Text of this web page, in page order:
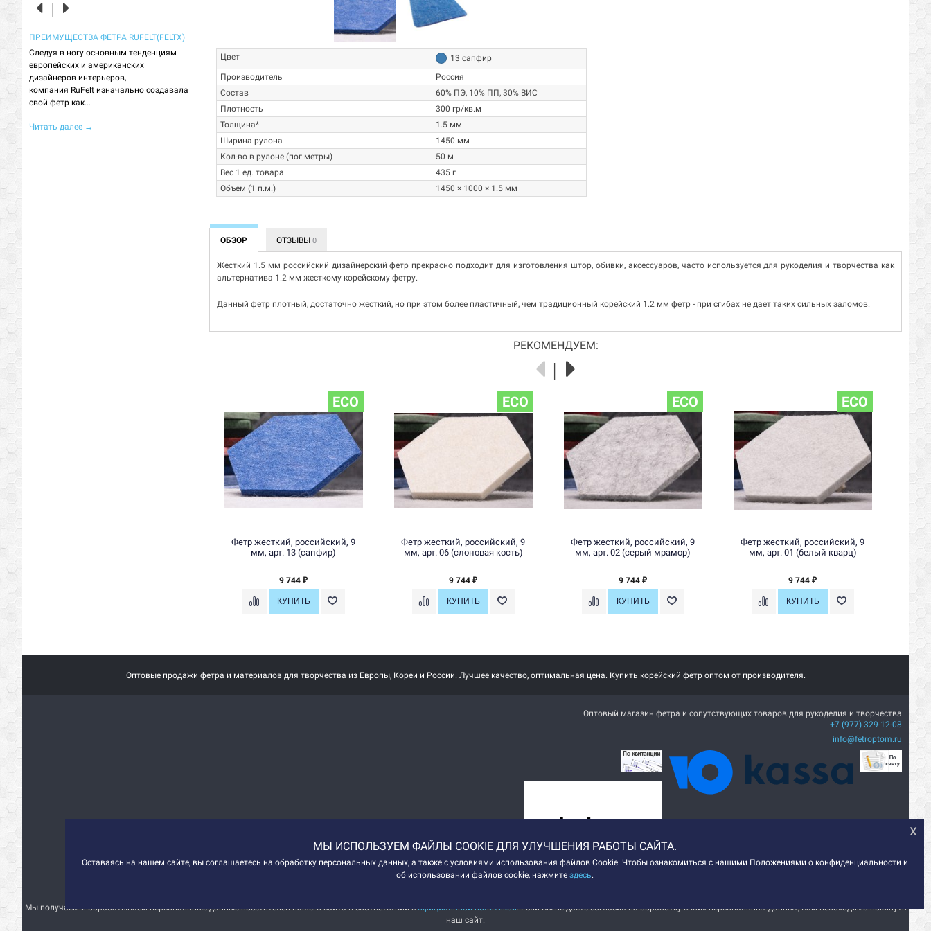
ПРЕИМУЩЕСТВА ФЕТРА RUFELT(FELTX)
Следуя в ногу основным тенденциям
европейских и американских
дизайнеров интерьеров,
компания RuFelt изначально создавала
свой фетр как...
Читать далее →
ФИЛЬЦ) - ЧТО ЭТО?
войлок - это не ткань. В его структуре не
переплетаются нити, поэтому
использование словосочетаний...
Читать далее→
О ПРОИЗВОДИТЕЛЕ
Компания "Фелтикс"(FELTX) -
специализирующаяся на
искусственном войлоке. Компания
"Фелтикс"...
Цвет
13 сапфир
Производитель
Россия
Состав
60% ПЭ, 10% ПП, 30% ВИС
Плотность
300 гр/кв.м
Толщина*
1.5 мм
Ширина рулона
1450 мм
Кол-во в рулоне (пог.метры)
50 м
Вес 1 ед. товара
435 г
Объем (1 п.м.)
1450 × 1000 × 1.5 мм
ОБЗОР ОТЗЫВЫ 0
Жесткий 1.5 мм российский дизайнерский фетр прекрасно подходит для изготовления штор, обивки, аксессуаров, часто используется для рукоделия и творчества как
альтернатива 1.2 мм жесткому корейскому фетру.
Данный фетр плотный, достаточно жесткий, но при этом более пластичный, чем традиционный корейский 1.2 мм фетр - при сгибах не дает таких сильных заломов.
РЕКОМЕНДУЕМ:
ECO
Фетр жесткий, российский, 9
мм, арт. 13 (сапфир)
9 744 ₽
ECO
Фетр жесткий, российский, 9
мм, арт. 06 (слоновая кость)
9 744 ₽
ECO
Фетр жесткий, российский, 9
мм, арт. 02 (серый мрамор)
9 744 ₽
ECO
Фетр жесткий, российский, 9
мм, арт. 01 (белый кварц)
9 744 ₽
Оптовые продажи фетра и материалов для творчества из Европы, Кореи и России. Лучшее качество, оптимальная цена. Купить корейский фетр оптом от производителя.
Оптовый магазин фетра и сопутствующих товаров для рукоделия и творчества
+7 (977) 329-12-08
info@fetroptom.ru
Мы получаем и обрабатываем персональные данные посетителей нашего сайта в соответствии с официальной политикой. Если Вы не даете согласия на обработку своих персональных данных, Вам необходимо покинуть
наш сайт.
х
МЫ ИСПОЛЬЗУЕМ ФАЙЛЫ COOKIE ДЛЯ УЛУЧШЕНИЯ РАБОТЫ САЙТА.
Оставаясь на нашем сайте, вы соглашаетесь на обработку персональных данных, а также с условиями использования файлов Cookie. Чтобы ознакомиться с нашими Положениями о конфиденциальности и
об использовании файлов cookie, нажмите здесь.